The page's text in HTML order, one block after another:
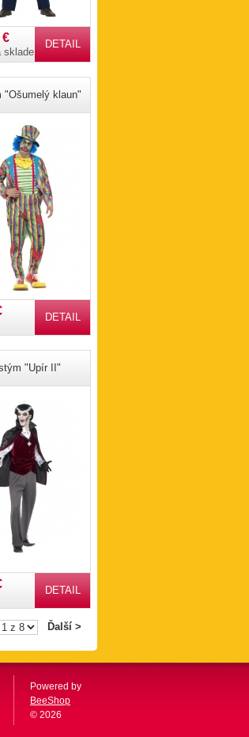
DETAIL
€
sklade
"Ošumelý klaun"
DETAIL
"Upír II"
DETAIL
Ďalší >
Powered by
BeeShop
© 2026